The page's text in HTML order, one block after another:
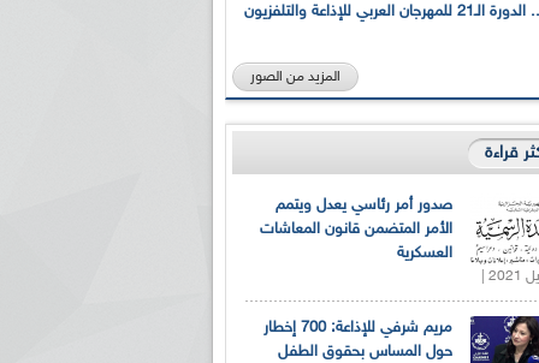
بالصور... الدورة الـ21 للمهرجان العربي للإذاعة والتلفزيون
المزيد من الصور
قراءة
صدور أمر رئاسي يعدل ويتمم
الأمر المتضمن قانون المعاشات
العسكرية
مريم شرفي للإذاعة: 700 إخطار
حول المساس بحقوق الطفل